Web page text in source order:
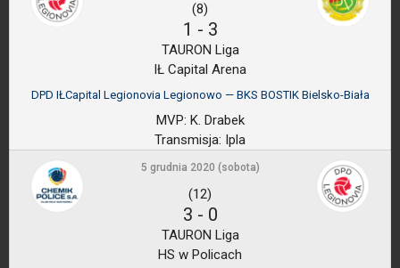
(8)
1 - 3
TAURON Liga
IŁ Capital Arena
DPD IŁCapital Legionovia Legionowo — BKS BOSTIK Bielsko-Biała
MVP: K. Drabek
Transmisja: Ipla
5 grudnia 2020 (sobota)
(12)
3 - 0
TAURON Liga
HS w Policach